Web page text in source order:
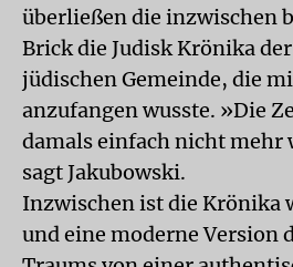
überließen die inzwischen
Brick die Judisk Krönika
jüdischen Gemeinde, die
anzufangen wusste. »Die
damals einfach nicht
sagt Jakubowski.
Inzwischen ist die Krönika
und eine moderne Version